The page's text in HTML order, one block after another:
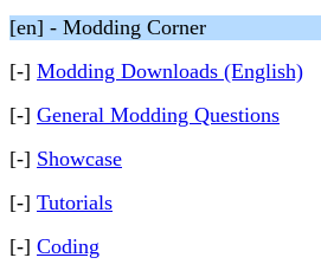
[en] - Modding Corner
[-] Modding Downloads (English)
[-] General Modding Questions
[-] Showcase
[-] Tutorials
[-] Coding